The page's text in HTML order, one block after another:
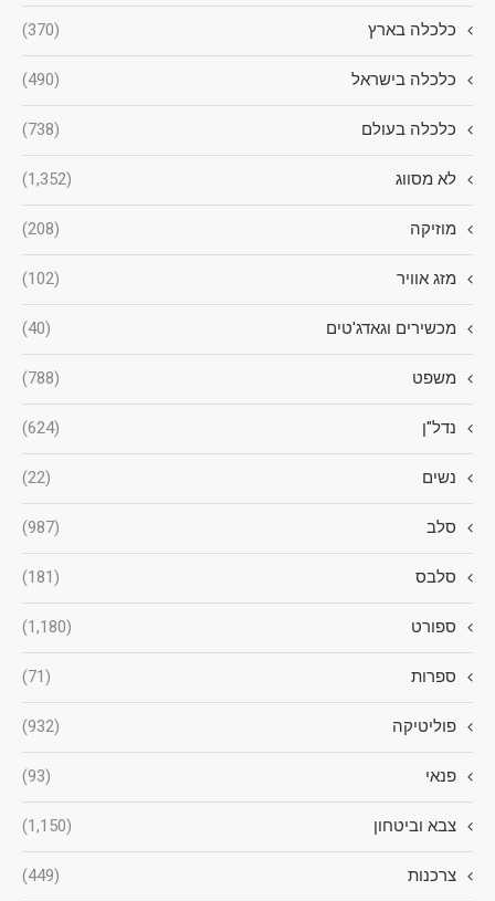
כלכלה בארץ (370)
כלכלה בישראל (490)
כלכלה בעולם (738)
לא מסווג (1,352)
מוזיקה (208)
מזג אוויר (102)
מכשירים וגאדג'טים (40)
משפט (788)
נדל"ן (624)
נשים (22)
סלב (987)
סלבס (181)
ספורט (1,180)
ספרות (71)
פוליטיקה (932)
פנאי (93)
צבא וביטחון (1,150)
צרכנות (449)